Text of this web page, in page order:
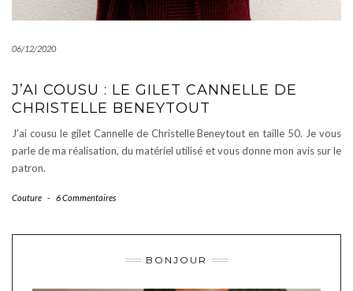
06/12/2020
J’AI COUSU : LE GILET CANNELLE DE
CHRISTELLE BENEYTOUT
J’ai cousu le gilet Cannelle de Christelle Beneytout en taille 50. Je vous
parle de ma réalisation, du matériel utilisé et vous donne mon avis sur le
patron.
Couture - 6 Commentaires
BONJOUR